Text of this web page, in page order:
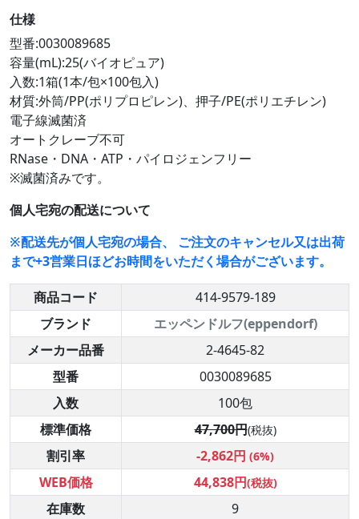
仕様
型番:0030089685
容量(mL):25(バイオピュア)
入数:1箱(1本/包×100包入)
材質:外筒/PP(ポリプロピレン)、押子/PE(ポリエチレン)
電子線滅菌済
オートクレーブ不可
RNase・DNA・ATP・パイロジェンフリー
※滅菌済みです。
個人宅宛の配送について
※配送先が個人宅宛の場合、 ご注文のキャンセル又は出荷
まで+3営業日ほどお時間をいただく場合がございます。
商品コード
414-9579-189
ブランド
エッペンドルフ(eppendorf)
メーカー品番
2-4645-82
型番
0030089685
入数
100包
標準価格
47,700円(税抜)
割引率 -2,862円 (6%)
WEB価格 44,838円(税抜)
在庫数
9